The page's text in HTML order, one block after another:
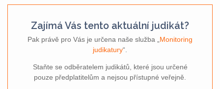
Zajímá Vás tento aktuální judikát?
Pak právě pro Vás je určena naše služba „ Monitoring
judikatury“.
Staňte se odběratelem judikátů, které jsou určené
pouze předplatitelům a nejsou přístupné veřejně.